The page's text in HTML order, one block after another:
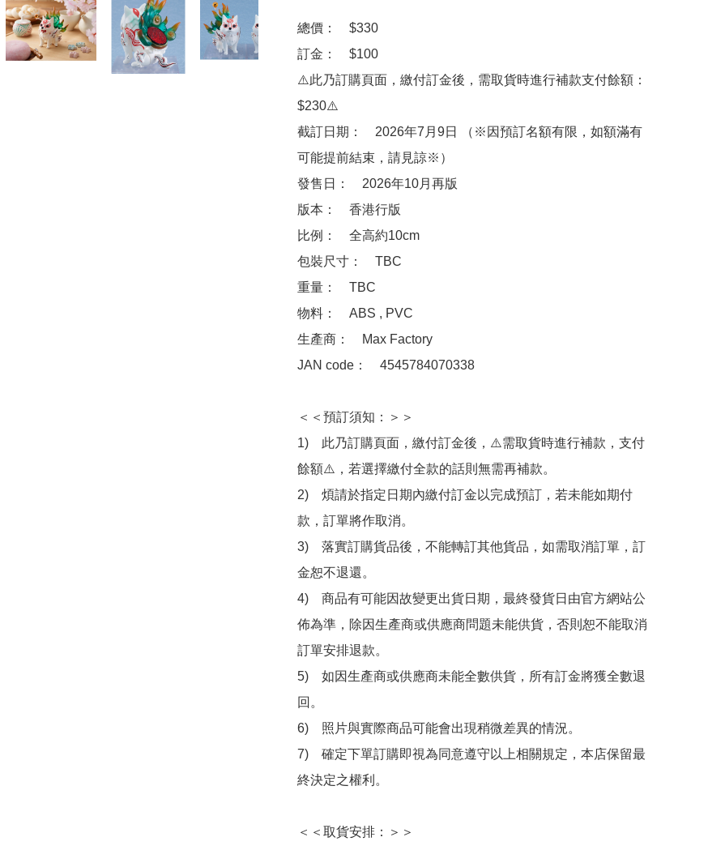
總價：　$330
訂金：　$100
⚠️此乃訂購頁面，繳付訂金後，需取貨時進行補款支付餘額：
$230⚠️
截訂日期：　2026年7月9日 （※因預訂名額有限，如額滿有
可能提前結束，請見諒※）
發售日：　2026年10月再版
版本：　香港行版
比例：　全高約10cm
包裝尺寸：　TBC
重量：　TBC
物料：　ABS , PVC
生產商：　Max Factory
JAN code：　4545784070338
＜＜預訂須知：＞＞
1)　此乃訂購頁面，繳付訂金後，⚠️需取貨時進行補款，支付
餘額⚠️，若選擇繳付全款的話則無需再補款。
2)　煩請於指定日期內繳付訂金以完成預訂，若未能如期付
款，訂單將作取消。
3)　落實訂購貨品後，不能轉訂其他貨品，如需取消訂單，訂
金恕不退還。
4)　商品有可能因故變更出貨日期，最終發貨日由官方網站公
佈為準，除因生產商或供應商問題未能供貨，否則恕不能取消
訂單安排退款。
5)　如因生產商或供應商未能全數供貨，所有訂金將獲全數退
回。
6)　照片與實際商品可能會出現稍微差異的情況。
7)　確定下單訂購即視為同意遵守以上相關規定，本店保留最
終決定之權利。
＜＜取貨安排：＞＞